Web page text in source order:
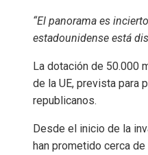
“El panorama es incierto
estadounidense está
La dotación de 50.000
de la UE, prevista para
republicanos.
Desde el inicio de la
han prometido cerca